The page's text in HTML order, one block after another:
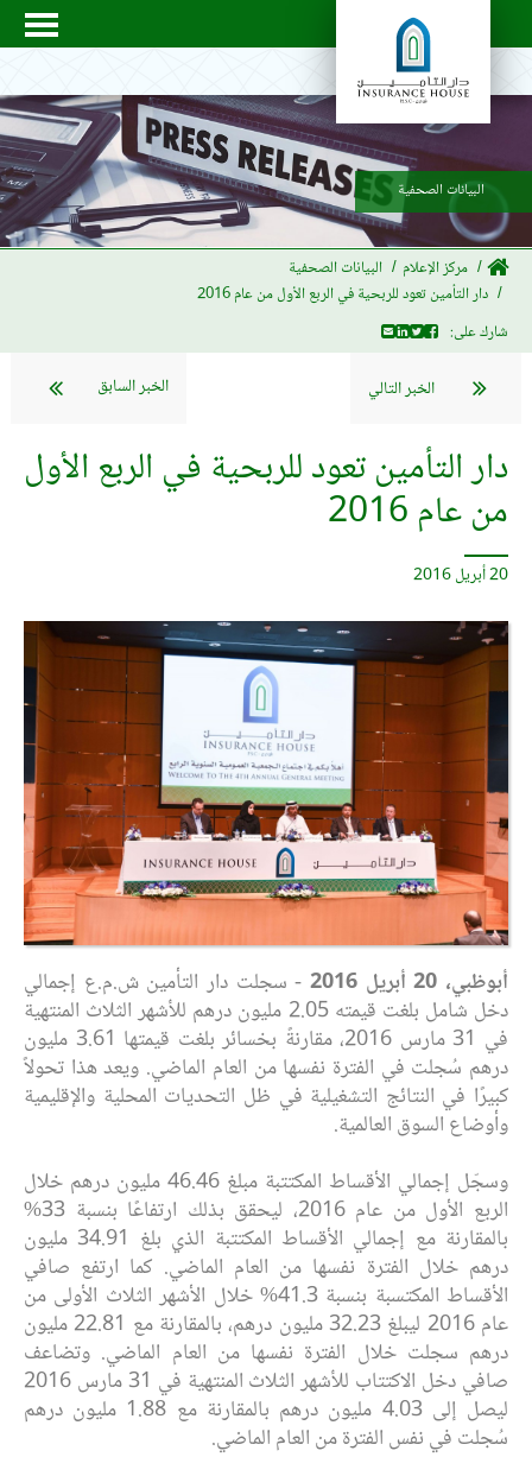
البيانات الصحفية
مركز الإعلام
البيانات الصحفية
دار التأمين تعود للربحية في الربع الأول من عام 2016
شارك على:
الخبر التالي الخبر السابق
دار التأمين تعود للربحية في الربع الأول
من عام 2016
20 أبريل 2016
أبوظبي، 20 أبريل 2016
- سجلت دار التأمين ش.م.ع إجمالي
دخل شامل بلغت قيمته 2.05 مليون درهم للأشهر الثلاث المنتهية
في 31 مارس 2016، مقارنةً بخسائر بلغت قيمتها 3.61 مليون
درهم سُجلت في الفترة نفسها من العام الماضي. ويعد هذا تحولاً
كبيرًا في النتائج التشغيلية في ظل التحديات المحلية والإقليمية
وأوضاع السوق العالمية.
وسجّل إجمالي الأقساط المكتتبة مبلغ 46.46 مليون درهم خلال
الربع الأول من عام 2016، ليحقق بذلك ارتفاعًا بنسبة 33%
بالمقارنة مع إجمالي الأقساط المكتتبة الذي بلغ 34.91 مليون
درهم خلال الفترة نفسها من العام الماضي. كما ارتفع صافي
الأقساط المكتسبة بنسبة 41.3% خلال الأشهر الثلاث الأولى من
عام 2016 ليبلغ 32.23 مليون درهم، بالمقارنة مع 22.81 مليون
درهم سجلت خلال الفترة نفسها من العام الماضي. وتضاعف
صافي دخل الاكتتاب للأشهر الثلاث المنتهية في 31 مارس 2016
ليصل إلى 4.03 مليون درهم بالمقارنة مع 1.88 مليون درهم
سُجلت في نفس الفترة من العام الماضي.